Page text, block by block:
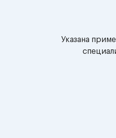
Указана